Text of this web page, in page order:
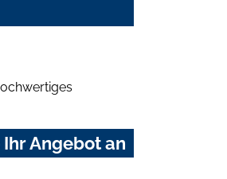
Angebot an